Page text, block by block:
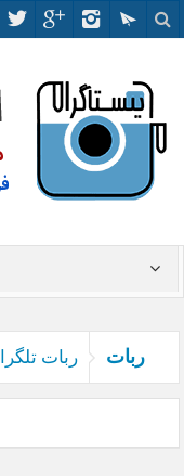
ربات ربات